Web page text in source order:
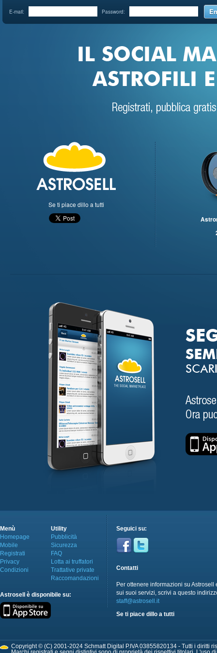
E-mail: Password:
Se ti piace dillo a tutti
Menù
Homepage
Mobile
Registrati
Privacy
Condizioni
Utility
Pubblicità
Sicurezza
FAQ
Lotta ai truffatori
Trattative private
Raccomandazioni
Astrosell è disponibile su:
Seguici su:
Contatti
Per ottenere informazioni su Astrosell
sui suoi servizi, scrivi a questo
staff@astrosell.it
Se ti piace dillo a tutti
Copyright © (C) 2001-2024 Schmatt Digital P.IVA 03855820134 - Tutti i diritti